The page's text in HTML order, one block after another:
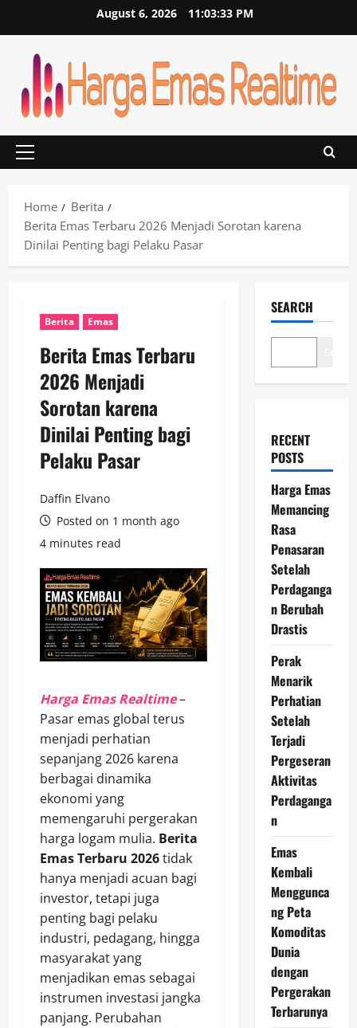
August 6, 2026 11:03:34 PM
Primary
Home
Berita
Berita Emas Terbaru 2026 Menjadi Sorotan karena
Dinilai Penting bagi Pelaku Pasar
Berita Emas
Berita Emas Terbaru
2026 Menjadi
Sorotan karena
Dinilai Penting bagi
Pelaku Pasar
Daffin Elvano
Posted on 1 month ago
4 minutes read
Harga Emas Realtime–
Pasar emas global terus
menjadi perhatian
sepanjang 2026 karena
berbagai dinamika
ekonomi yang
memengaruhi pergerakan
harga logam mulia. Berita
Emas Terbaru 2026tidak
hanya menjadi acuan bagi
investor, tetapi juga
penting bagi pelaku
industri, pedagang, hingga
masyarakat yang
menjadikan emas sebagai
instrumen investasi jangka
panjang. Perubahan
SEARCH
RECENT
POSTS
Harga Emas
Memancing
Rasa
Penasaran
Setelah
Perdaganga
n Berubah
Drastis
Perak
Menarik
Perhatian
Setelah
Terjadi
Pergeseran
Aktivitas
Perdaganga
n
Emas
Kembali
Menggunca
ng Peta
Komoditas
Dunia
dengan
Pergerakan
Terbarunya